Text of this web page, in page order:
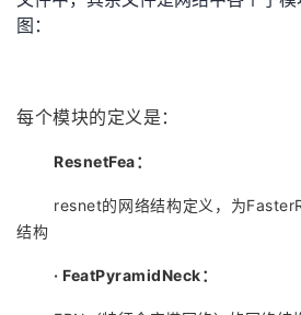
图：
每个模块的定义是：
ResnetFea：
resnet的网络结构定义，为
结构
· FeatPyramidNeck：